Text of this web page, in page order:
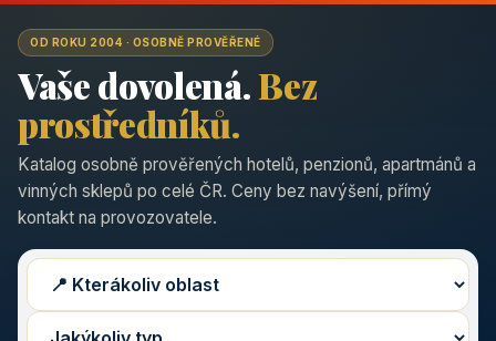
OD ROKU 2004 · OSOBNĚ PROVĚŘENÉ
Vaše dovolená.Bez
prostředníků.
Katalog osobně prověřených hotelů, penzionů, apartmánů a
vinných sklepů po celé ČR. Ceny bez navýšení, přímý
kontakt na provozovatele.